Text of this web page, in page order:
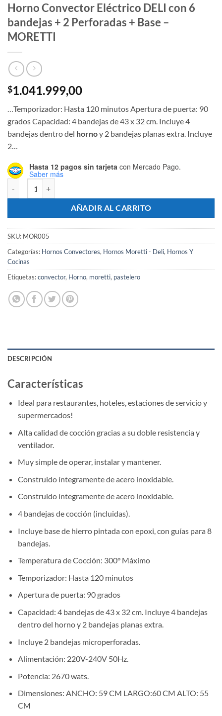
Horno Convector Eléctrico DELI con 6
bandejas + 2 Perforadas + Base –
MORETTI
$1.041.999,00
…Temporizador: Hasta 120 minutos Apertura de puerta: 90
grados Capacidad: 4 bandejas de 43 x 32 cm. Incluye 4
bandejas dentro del hornoy 2 bandejas planas extra. Incluye
2…
Hasta 12 pagos sin tarjeta con Mercado Pago.
Saber más
AÑADIR AL CARRITO
SKU: MOR005
Categorías: Hornos Convectores, Hornos Moretti - Deli, Hornos Y
Cocinas
Etiquetas:convector, Horno, moretti, pastelero
DESCRIPCIÓN
Características
Ideal para restaurantes, hoteles, estaciones de servicio y
supermercados!
Alta calidad de cocción gracias a su doble resistencia y
ventilador.
Muy simple de operar, instalar y mantener.
Construido íntegramente de acero inoxidable.
Construido íntegramente de acero inoxidable.
4 bandejas de cocción (incluidas).
Incluye base de hierro pintada con epoxi, con guías para 8
bandejas.
Temperatura de Cocción: 300° Máximo
Temporizador: Hasta 120 minutos
Apertura de puerta: 90 grados
Capacidad: 4 bandejas de 43 x 32 cm. Incluye 4 bandejas
dentro del horno y 2 bandejas planas extra.
Incluye 2 bandejas microperforadas.
Alimentación: 220V-240V 50Hz.
Potencia: 2670 wats.
Dimensiones: ANCHO: 59 CM LARGO:60 CM ALTO: 55
CM